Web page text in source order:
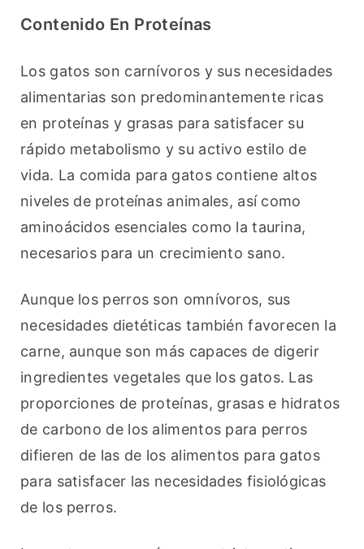
Contenido En Proteínas
Los gatos son carnívoros y sus necesidades
alimentarias son predominantemente ricas
en proteínas y grasas para satisfacer su
rápido metabolismo y su activo estilo de
vida. La comida para gatos contiene altos
niveles de proteínas animales, así como
aminoácidos esenciales como la taurina,
necesarios para un crecimiento sano.
Aunque los perros son omnívoros, sus
necesidades dietéticas también favorecen la
carne, aunque son más capaces de digerir
ingredientes vegetales que los gatos. Las
proporciones de proteínas, grasas e hidratos
de carbono de los alimentos para perros
difieren de las de los alimentos para gatos
para satisfacer las necesidades fisiológicas
de los perros.